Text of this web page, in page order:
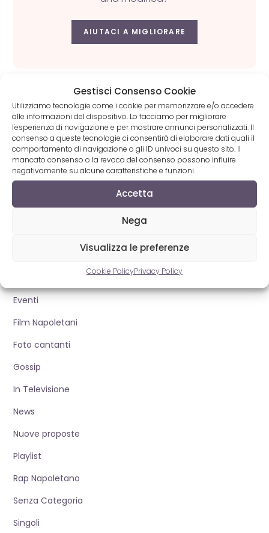
Gestisci Consenso Cookie
Utilizziamo tecnologie come i cookie per memorizzare e/o accedere
alle informazioni del dispositivo. Lo facciamo per migliorare
l'esperienza di navigazione e per mostrare annunci personalizzati. Il
consenso a queste tecnologie ci consentirà di elaborare dati quali il
comportamento di navigazione o gli ID univoci su questo sito. Il
mancato consenso o la revoca del consenso possono influire
negativamente su alcune caratteristiche e funzioni.
Accetta
Nega
Visualizza le preferenze
Cookie PolicyPrivacy Policy
AIUTACI A MIGLIORARE
Categorie
Auguri
Canzoni napoletane
Classiche canzoni napoletane
Eventi
Film Napoletani
Foto cantanti
Gossip
In Televisione
News
Nuove proposte
Playlist
Rap Napoletano
Senza Categoria
Singoli